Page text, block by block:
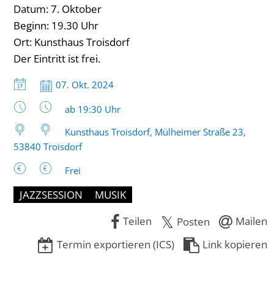
Datum: 7. Oktober
Beginn: 19.30 Uhr
Ort: Kunsthaus Troisdorf
Der Eintritt ist frei.
Datum:
07. Okt. 2024
Uhrzeit:
ab 19:30 Uhr
Kunsthaus Troisdorf, Mülheimer Straße 23,
53840 Troisdorf
Frei
JAZZSESSION
MUSIK
Teilen
Posten
Mailen
Termin exportieren (ICS)
Link kopieren